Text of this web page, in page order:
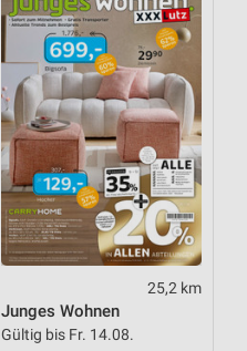
25,2 km
Junges Wohnen
Gültig bis Fr. 14.08.